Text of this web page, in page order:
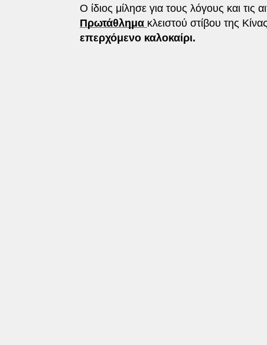
Ο ίδιος μίλησε για τους λόγους και
Πρωτάθλημα κλειστού στίβου της
επερχόμενο καλοκαίρι.